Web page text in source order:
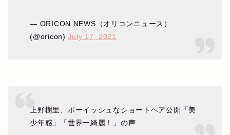
— ORICON NEWS（オリコンニュース）
(@oricon)July 17, 2021
上野樹里、ボーイッシュなショートヘア公開「美
少年感」「世界一綺麗！」の声